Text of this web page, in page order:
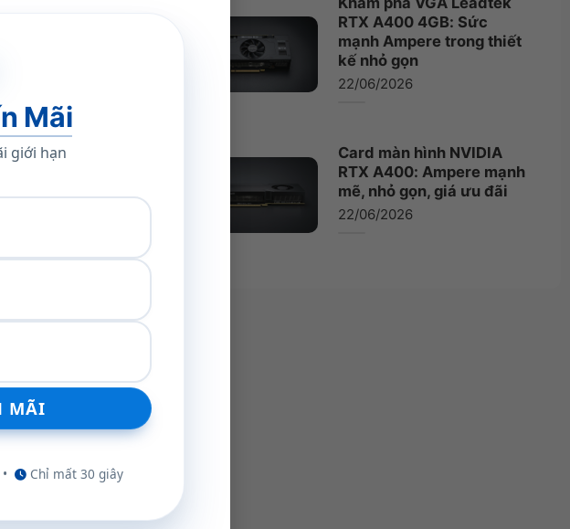
Mãi
giới hạn
• Chỉ mất 30 giây
RTX A400 4GB: Sức
mạnh Ampere trong thiết
kế nhỏ gọn
22/06/2026
Card màn hình NVIDIA
RTX A400: Ampere mạnh
mẽ, nhỏ gọn, giá ưu đãi
22/06/2026